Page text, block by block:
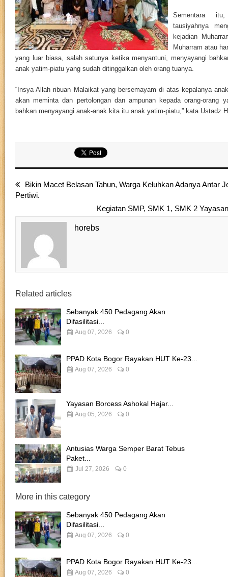
Sementara
tausiyahnya
kejadian
Muharram atau
yang luar biasa, salah satunya ketika menyantuni, menyayangi
anak yatim-piatu yang sudah ditinggalkan oleh orang tuanya.
“Insya Allah ribuan Malaikat yang bersemayam di atas kepalanya
akan meminta dan pertolongan dan ampunan kepada orang-orang
bahkan menyayangi anak-anak kita itu anak yatim-piatu,” kata Ustadz
Bikin Macet Belasan Tahun, Warga Keluhkan Adanya Antar
Pertiwi.
Kegiatan SMP, SMK 1, SMK 2
horebs
Related articles
Sebanyak 450 Pedagang Akan
Difasilitasi...
Aug 07, 2026 0
PPAD Kota Bogor Rayakan HUT Ke-23...
Aug 07, 2026 0
Yayasan Borcess Ashokal Hajar...
Aug 05, 2026 0
Antusias Warga Semper Barat Tebus
Paket...
Jul 27, 2026 0
More in this category
Sebanyak 450 Pedagang Akan
Difasilitasi...
Aug 07, 2026 0
PPAD Kota Bogor Rayakan HUT Ke-23...
Aug 07, 2026 0